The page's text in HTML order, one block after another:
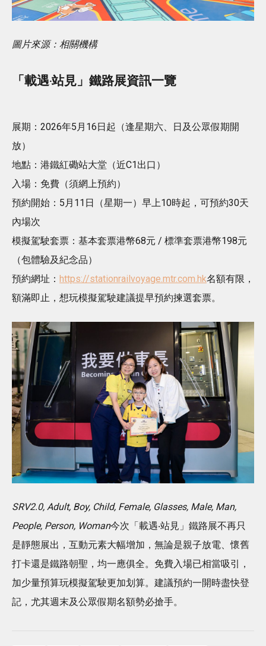
圖片來源：相關機構
「載遇‧站見」鐵路展資訊一覽
展期：2026年5月16日起（逢星期六、日及公眾假期開
放）
地點：港鐵紅磡站大堂（近C1出口）
入場：免費（須網上預約）
預約開始：5月11日（星期一）早上10時起，可預約30天
內場次
模擬駕駛套票：基本套票港幣68元 / 標準套票港幣198元
（包體驗及紀念品）
預約網址： https://stationrailvoyage.mtr.com.hk名額有限，
額滿即止，想玩模擬駕駛建議提早預約揀選套票。
SRV2.0, Adult, Boy, Child, Female, Glasses, Male, Man,
People, Person, Woman今次「載遇‧站見」鐵路展不再只
是靜態展出，互動元素大幅增加，無論是親子放電、懷舊
打卡還是鐵路朝聖，均一應俱全。免費入場已相當吸引，
加少量預算玩模擬駕駛更加划算。建議預約一開時盡快登
記，尤其週末及公眾假期名額勢必搶手。